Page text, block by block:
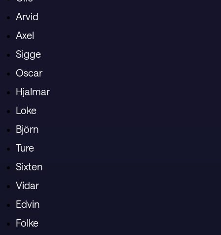
Arvid
Axel
Sigge
Oscar
Hjalmar
Loke
Björn
Ture
Sixten
Vidar
Edvin
Folke